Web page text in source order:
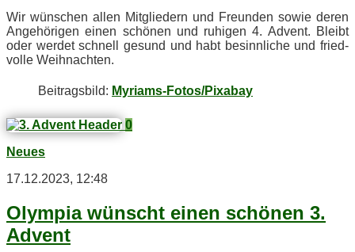
Wir wün­schen al­len Mit­glie­dern und Freun­den so­wie de­ren
An­ge­hö­ri­gen ei­nen schö­nen und ru­hi­gen 4. Ad­vent. Bleibt
oder wer­det schnell ge­sund und habt be­sinn­li­che und fried­
vol­le Weihnachten.
Bei­trags­bild: Myriams-Fotos/Pixabay
0
Neues
17.12.2023, 12:48
Olym­pia wünscht ei­nen schö­nen 3.
Advent